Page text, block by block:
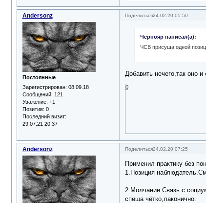
Поделиться24.02.20 05:50
Andersonz
Постоянные
Зарегистрирован: 08.09.18
Сообщений: 121
Уважение: +1
Позитив: 0
Последний визит:
29.07.21 20:37
Чернояр написал(а):
ЧСВ присуща одной
Добавить нечего,так оно и
0
Поделиться24.02.20 07:25
Andersonz
Применил практику без
1.Позиция
2.Молчание.Связь с
спеша